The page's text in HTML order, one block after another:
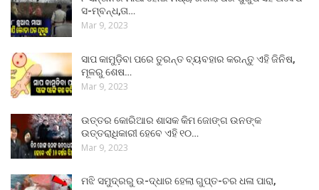
ସ-ମ୍ବନ୍ଧ,ତା…
Mar 9, 2023
ସାପ କାମୁଡ଼ିବା ପରେ ତୁରନ୍ତ ବ୍ୟବହାର କରନ୍ତୁ ଏହି ଜିନିଷ,
ମୂଳରୁ ଶେଷ…
Mar 9, 2023
ଉତ୍ତର କୋରିଆର ଶାସକ କିମ ଜୋଙ୍ଗ ଉନଙ୍କ
ଉତ୍ତରାଧିକାରୀ ହେବେ ଏହି ୧୦…
Mar 9, 2023
ମଝି ସମୁଦ୍ରରୁ ଉ-ଦ୍ଧାର ହେଲା ଗୁପ୍ତ-ଚର ଧଳା ପାରା,